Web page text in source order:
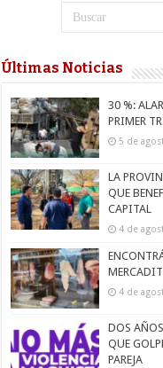
Últimas Noticias
30 %:
PRIMER
5 de
LA
QUE
CAPITAL
4 de
4 de
DOS
QUE
PAREJA